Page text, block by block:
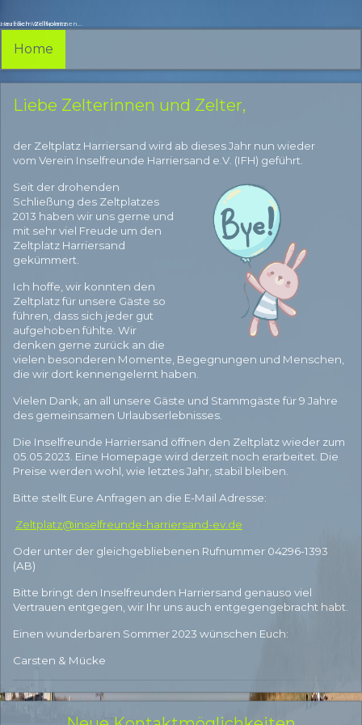
Herzlich Willkommen...
...auf dem Zeltplatz
Home
Liebe Zelterinnen und Zelter,
der Zeltplatz Harriersand wird ab dieses Jahr nun wieder
vom Verein Inselfreunde Harriersand e.V. (IFH) geführt.
Seit der drohenden
Schließung des Zeltplatzes
2013 haben wir uns gerne und
mit sehr viel Freude um den
Zeltplatz Harriersand
gekümmert.
Ich hoffe, wir konnten den
Zeltplatz für unsere Gäste so
führen, dass sich jeder gut
aufgehoben fühlte. Wir
denken gerne zurück an die
vielen besonderen Momente, Begegnungen und Menschen,
die wir dort kennengelernt haben.
Vielen Dank, an all unsere Gäste und Stammgäste für 9 Jahre
des gemeinsamen Urlaubserlebnisses.
Die Inselfreunde Harriersand öffnen den Zeltplatz wieder zum
05.05.2023. Eine Homepage wird derzeit noch erarbeitet. Die
Preise werden wohl, wie letztes Jahr, stabil bleiben.
Bitte stellt Eure Anfragen an die E-Mail Adresse:
Zeltplatz@inselfreunde-harriersand-ev.de
Oder unter der gleichgebliebenen Rufnummer 04296-1393
(AB)
Bitte bringt den Inselfreunden Harriersand genauso viel
Vertrauen entgegen, wir Ihr uns auch entgegengebracht habt.
Einen wunderbaren Sommer 2023 wünschen Euch:
Carsten & Mücke